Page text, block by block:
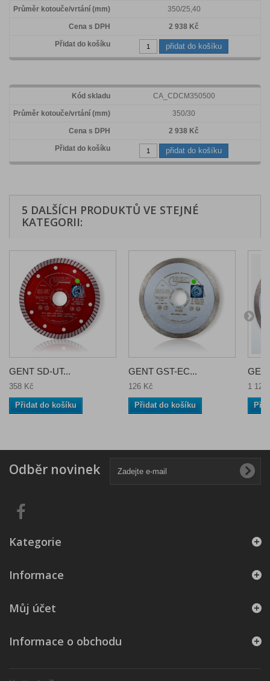
350/25,40
2 938 Kč
přidat do košíku
CA_CDCM350500
350/30
2 938 Kč
přidat do košíku
5 DALŠÍCH PRODUKTŮ VE STEJNÉ
KATEGORII:
GENT SD-UT...
358 Kč
Přidat do košíku
GENT GST-EC...
126 Kč
Přidat do košíku
1 125
Odběr novinek
Kategorie
Informace
Můj účet
Informace o obchodu